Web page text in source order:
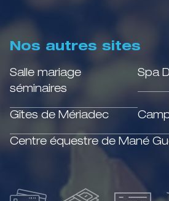
Nos autres sites
Salle mariage
séminaires
Spa
Gîtes de Mériadec
Centre équestre de Mané